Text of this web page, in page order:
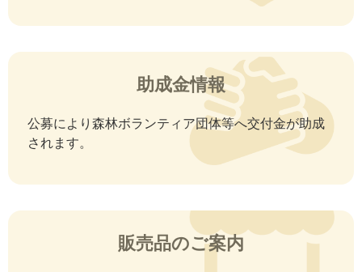
助成金情報
公募により森林ボランティア団体等へ交付金が助成
されます。
販売品のご案内